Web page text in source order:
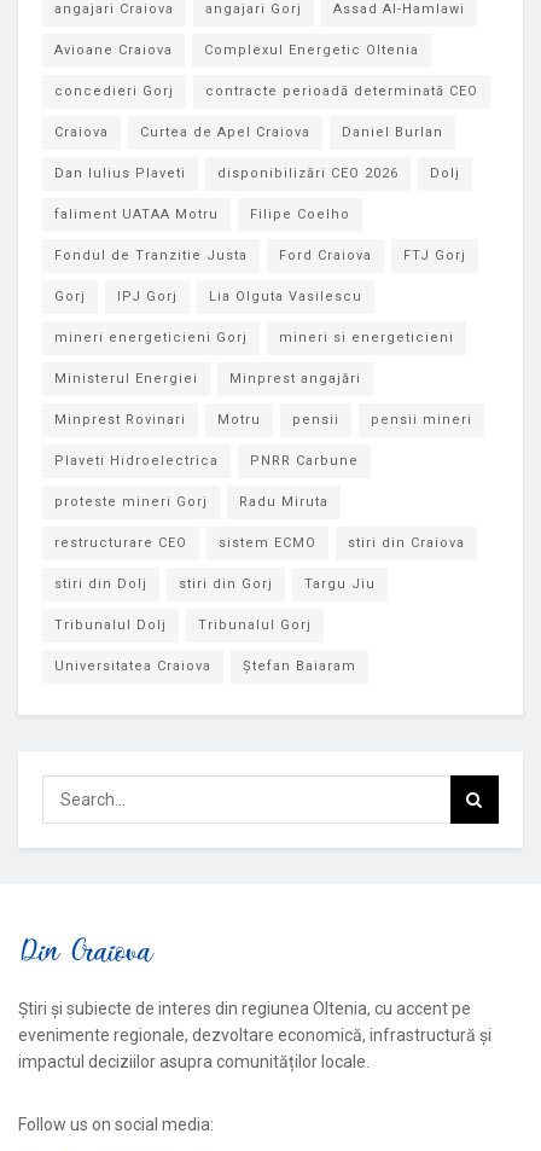
angajari Craiova angajari Gorj Assad Al-Hamlawi
Avioane Craiova Complexul Energetic Oltenia
concedieri Gorj contracte perioadă determinată CEO
Craiova Curtea de Apel Craiova Daniel Burlan
Dan Iulius Plaveti disponibilizări CEO 2026 Dolj
faliment UATAA Motru Filipe Coelho
Fondul de Tranzitie Justa Ford Craiova FTJ Gorj
Gorj IPJ Gorj Lia Olguta Vasilescu
mineri energeticieni Gorj mineri si energeticieni
Ministerul Energiei Minprest angajări
Minprest Rovinari Motru pensii pensii mineri
Plaveti Hidroelectrica PNRR Carbune
proteste mineri Gorj Radu Miruta
restructurare CEO sistem ECMO stiri din Craiova
stiri din Dolj stiri din Gorj Targu Jiu
Tribunalul Dolj Tribunalul Gorj
Universitatea Craiova Ștefan Baiaram
Știri și subiecte de interes din regiunea Oltenia, cu accent pe
evenimente regionale, dezvoltare economică, infrastructură și
impactul deciziilor asupra comunităților locale.
Follow us on social media: